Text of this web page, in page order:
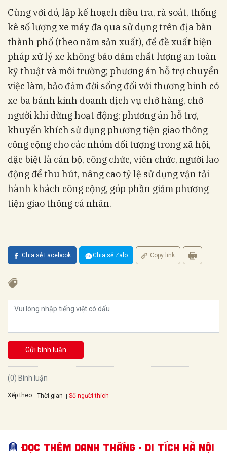
Cùng với đó, lập kế hoạch điều tra, rà soát, thống
kê số lượng xe máy đã qua sử dụng trên địa bàn
thành phố (theo năm sản xuất), để đề xuất biện
pháp xử lý xe không bảo đảm chất lượng an toàn
kỹ thuật và môi trường; phương án hỗ trợ chuyển
việc làm, bảo đảm đời sống đối với thương binh có
xe ba bánh kinh doanh dịch vụ chở hàng, chở
người khi dừng hoạt động; phương án hỗ trợ,
khuyến khích sử dụng phương tiện giao thông
công cộng cho các nhóm đối tượng trong xã hội,
đặc biệt là cán bộ, công chức, viên chức, người lao
động để thu hút, nâng cao tỷ lệ sử dụng vận tải
hành khách công cộng, góp phần giảm phương
tiện giao thông cá nhân.
Chia sẻ Facebook Chia sẻ Zalo Copy link
Gửi bình luận
(0) Bình luận
Xếp theo: Thời gian Số người thích
Đọc thêm Danh thắng - Di tích Hà Nội